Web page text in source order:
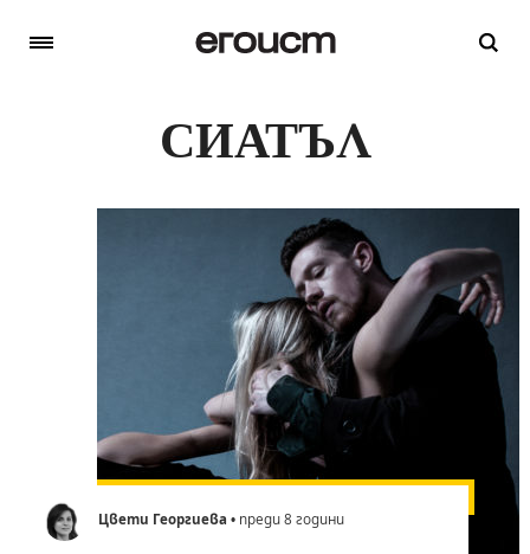
СИАТЪЛ
Цвети Георгиева • преди 8 години